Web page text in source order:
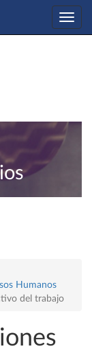
Humanos
del trabajo